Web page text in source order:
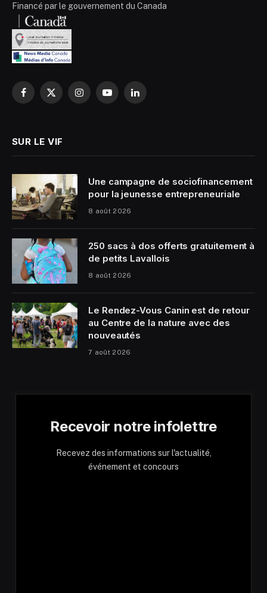
Financé par le gouvernement du Canada
Facebook
X
InstagramYouTubeLinkedIn
SUR LE VIF
Une campagne de sociofinancement
pour la jeunesse entrepreneuriale
8 août 2026
250 sacs à dos offerts gratuitement à
de petits Lavallois
8 août 2026
Le Rendez-Vous Canin est de retour
au Centre de la nature avec des
nouveautés
7 août 2026
Recevoir notre infolettre
Recevez des informations sur l'actualité,
événement et concours